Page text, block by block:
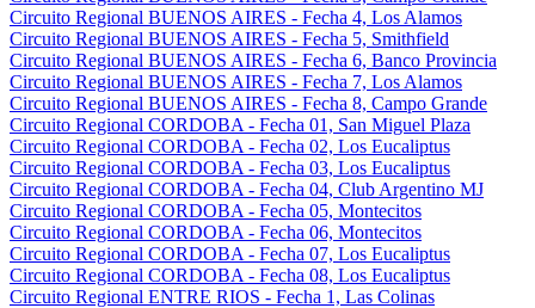
Circuito Regional BUENOS AIRES - Fecha 4, Los Alamos
Circuito Regional BUENOS AIRES - Fecha 5, Smithfield
Circuito Regional BUENOS AIRES - Fecha 6, Banco Provincia
Circuito Regional BUENOS AIRES - Fecha 7, Los Alamos
Circuito Regional BUENOS AIRES - Fecha 8, Campo Grande
Circuito Regional CORDOBA - Fecha 01, San Miguel Plaza
Circuito Regional CORDOBA - Fecha 02, Los Eucaliptus
Circuito Regional CORDOBA - Fecha 03, Los Eucaliptus
Circuito Regional CORDOBA - Fecha 04, Club Argentino MJ
Circuito Regional CORDOBA - Fecha 05, Montecitos
Circuito Regional CORDOBA - Fecha 06, Montecitos
Circuito Regional CORDOBA - Fecha 07, Los Eucaliptus
Circuito Regional CORDOBA - Fecha 08, Los Eucaliptus
Circuito Regional ENTRE RIOS - Fecha 1, Las Colinas